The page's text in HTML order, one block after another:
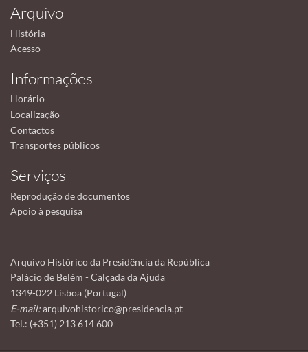
Arquivo
História
Acesso
Informações
Horário
Localização
Contactos
Transportes públicos
Serviços
Reprodução de documentos
Apoio à pesquisa
Arquivo Histórico da Presidência da República
Palácio de Belém - Calçada da Ajuda
1349-022 Lisboa (Portugal)
E-mail:arquivohistorico@presidencia.pt
Tel.: (+351) 213 614 600